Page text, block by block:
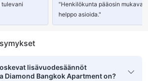
"Henkilökunta pääosin mukavaa
helppo asioida."
lisävuodesäännöt
Diamond Bangkok Apartment on?